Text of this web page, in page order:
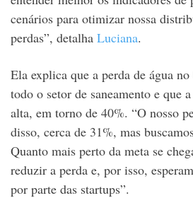
cenários para otimizar nossa
perdas”, detalha Luciana.
Ela explica que a perda de água
todo o setor de saneamento e que
alta, em torno de 40%. “O nosso
disso, cerca de 31%, mas
Quanto mais perto da meta se
reduzir a perda e, por isso,
por parte das startups”.